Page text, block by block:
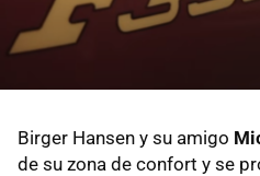
Birger Hansen y su amigo
de su zona de confort y se